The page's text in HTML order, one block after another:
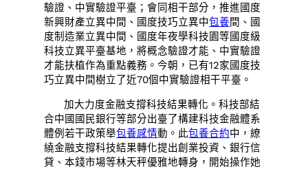
驗證、中實驗證平臺；會同相干部分，推進國度
新興財產立異中間、國度技巧立異中包養間、國
度制造業立異中間、國度年夜學科技園等國度級
科技立異平臺基地，將概念驗證才能、中實驗證
才能扶植作為重點義務。今朝，已有12家國度技
巧立異中間樹立了近70個中實驗證相干平臺。
加大力度金融支撐科技結果轉化。科技部結
合中國國民銀行等部分出臺了構建科技金融體系
體例若干政策舉包養感情動。此包養合約中，繚
繞金融支撐科技結果轉化提出創業投資、銀行信
貸、本錢市場等林天秤優雅地轉身，開始操作她